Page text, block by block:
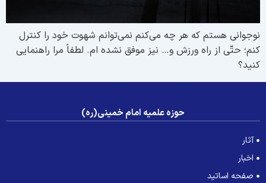
هستم که هر چه می‌کنم نمی‌توانم شهوت خود را کنترل
حتّی از راه ورزش و… نیز موفق نشده ام. لطفاً مرا راهنمایی
حوزه علمیه امام خمینی(ره)
آثار
اخبار
صفحه اساتید